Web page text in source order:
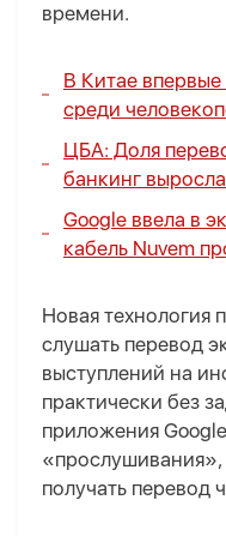
времени.
В Китае
среди
ЦБА: Доля
банкинг
Google ввела в
кабель Nuvem
Новая технология
слушать перевод
выступлений на
практически без
приложения
получать перевод